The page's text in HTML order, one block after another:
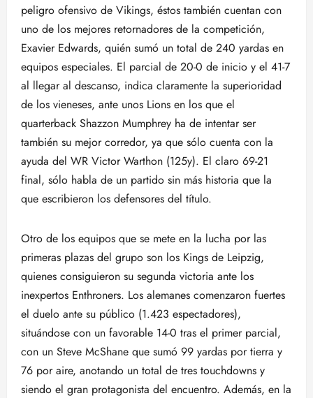
peligro ofensivo de Vikings, éstos también cuentan con
uno de los mejores retornadores de la competición,
Exavier Edwards, quién sumó un total de 240 yardas en
equipos especiales. El parcial de 20-0 de inicio y el 41-7
al llegar al descanso, indica claramente la superioridad
de los vieneses, ante unos Lions en los que el
quarterback Shazzon Mumphrey ha de intentar ser
también su mejor corredor, ya que sólo cuenta con la
ayuda del WR Victor Warthon (125y). El claro 69-21
final, sólo habla de un partido sin más historia que la
que escribieron los defensores del título.
Otro de los equipos que se mete en la lucha por las
primeras plazas del grupo son los Kings de Leipzig,
quienes consiguieron su segunda victoria ante los
inexpertos Enthroners. Los alemanes comenzaron fuertes
el duelo ante su público (1.423 espectadores),
situándose con un favorable 14-0 tras el primer parcial,
con un Steve McShane que sumó 99 yardas por tierra y
76 por aire, anotando un total de tres touchdowns y
siendo el gran protagonista del encuentro. Además, en la